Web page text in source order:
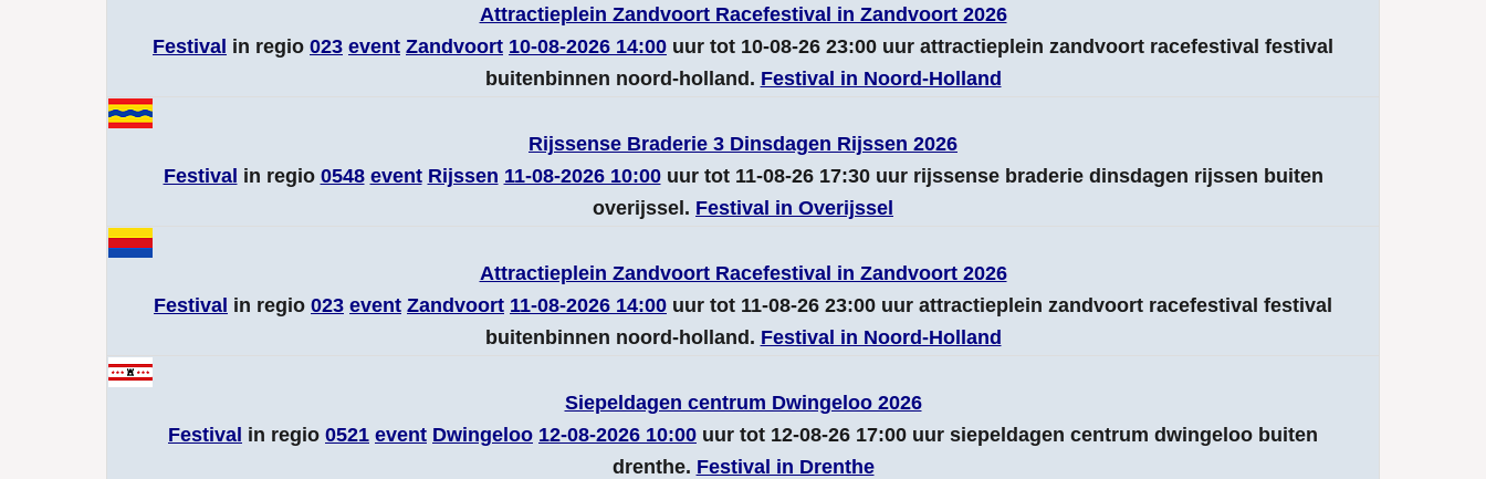
Attractieplein Zandvoort Racefestival in Zandvoort 2026
Festival in regio 023 event Zandvoort 10-08-2026 14:00 uur tot 10-08-26 23:00 uur attractieplein zandvoort racefestival festival
buitenbinnen noord-holland. Festival in Noord-Holland
Rijssense Braderie 3 Dinsdagen Rijssen 2026
Festival in regio 0548 event Rijssen 11-08-2026 10:00uur tot 11-08-26 17:30 uur rijssense braderie dinsdagen rijssen buiten
overijssel. Festival in Overijssel
Attractieplein Zandvoort Racefestival in Zandvoort 2026
Festival in regio 023 event Zandvoort 11-08-2026 14:00 uur tot 11-08-26 23:00 uur attractieplein zandvoort racefestival festival
buitenbinnen noord-holland. Festival in Noord-Holland
Siepeldagen centrum Dwingeloo 2026
Festival in regio 0521 event Dwingeloo 12-08-2026 10:00 uur tot 12-08-26 17:00 uur siepeldagen centrum dwingeloo buiten
drenthe. Festival in Drenthe